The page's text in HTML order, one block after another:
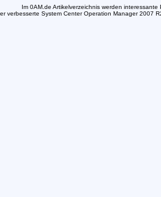
Im 0AM.de Artikelverzeichnis werden
verbesserte System Center Operation Manager 2007